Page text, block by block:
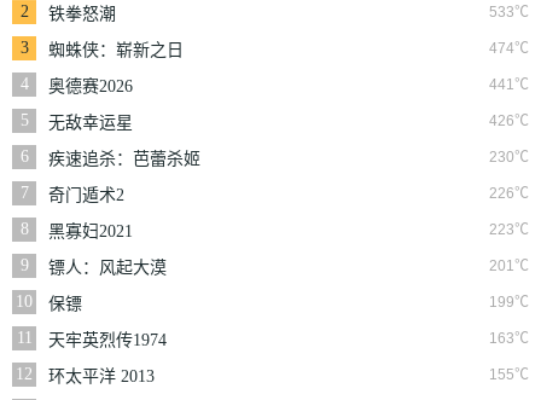
2 533℃
铁拳怒潮
3
474℃
蜘蛛侠：崭新之日
4
441℃
奥德赛2026
5
426℃
无敌幸运星
6
230℃
疾速追杀：芭蕾杀姬
7
226℃
奇门遁术2
8
223℃
黑寡妇2021
9
201℃
镖人：风起大漠
10
199℃
保镖
11
163℃
天牢英烈传1974
12
155℃
环太平洋 2013